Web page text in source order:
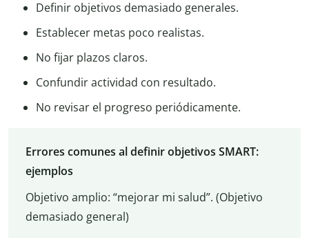
Definir objetivos demasiado generales.
Establecer metas poco realistas.
No fijar plazos claros.
Confundir actividad con resultado.
No revisar el progreso periódicamente.
Errores comunes al definir objetivos SMART:
ejemplos
Objetivo amplio: “mejorar mi salud”. (Objetivo
demasiado general)